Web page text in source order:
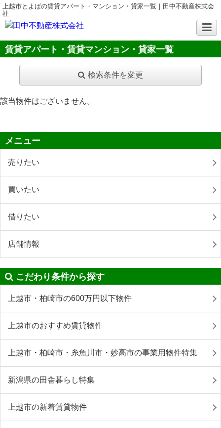
上越市とよばの賃貸アパート・マンション・貸家一覧｜田中不動産株式会
社
賃貸アパート・賃貸マンション・貸家一覧
検索条件を変更
該当物件はございません。
メニュー
売りたい
買いたい
借りたい
店舗情報
こだわり条件から探す
上越市・柏崎市の600万円以下物件
上越市のおすすめ賃貸物件
上越市・柏崎市・糸魚川市・妙高市の事業用物件特集
新潟県の田舎暮らし特集
上越市の新着賃貸物件